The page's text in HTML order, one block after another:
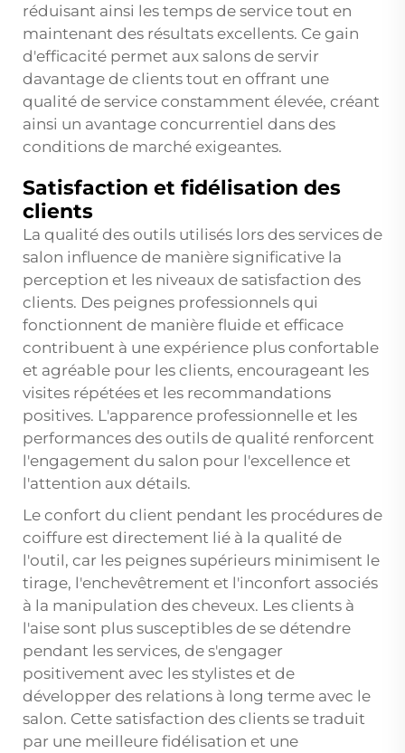
réduisant ainsi les temps de service tout en
maintenant des résultats excellents. Ce gain
d'efficacité permet aux salons de servir
davantage de clients tout en offrant une
qualité de service constamment élevée, créant
ainsi un avantage concurrentiel dans des
conditions de marché exigeantes.
Satisfaction et fidélisation des
clients
La qualité des outils utilisés lors des services de
salon influence de manière significative la
perception et les niveaux de satisfaction des
clients. Des peignes professionnels qui
fonctionnent de manière fluide et efficace
contribuent à une expérience plus confortable
et agréable pour les clients, encourageant les
visites répétées et les recommandations
positives. L'apparence professionnelle et les
performances des outils de qualité renforcent
l'engagement du salon pour l'excellence et
l'attention aux détails.
Le confort du client pendant les procédures de
coiffure est directement lié à la qualité de
l'outil, car les peignes supérieurs minimisent le
tirage, l'enchevêtrement et l'inconfort associés
à la manipulation des cheveux. Les clients à
l'aise sont plus susceptibles de se détendre
pendant les services, de s'engager
positivement avec les stylistes et de
développer des relations à long terme avec le
salon. Cette satisfaction des clients se traduit
par une meilleure fidélisation et une